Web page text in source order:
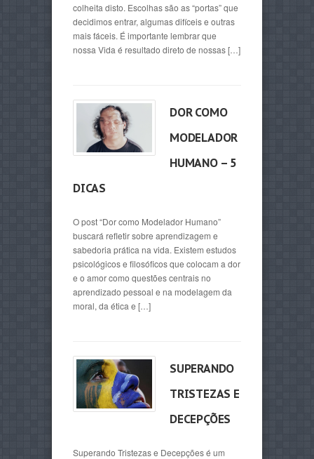
colheita disto. Escolhas são as “portas” que
decidimos entrar, algumas difíceis e outras
mais fáceis. É importante lembrar que
nossa Vida é resultado direto de nossas […]
DOR COMO
MODELADOR
HUMANO – 5
DICAS
O post “Dor como Modelador Humano”
buscará refletir sobre aprendizagem e
sabedoria prática na vida. Existem estudos
psicológicos e filosóficos que colocam a dor
e o amor como questões centrais no
aprendizado pessoal e na modelagem da
moral, da ética e […]
SUPERANDO
TRISTEZAS E
DECEPÇÕES
Superando Tristezas e Decepções é um